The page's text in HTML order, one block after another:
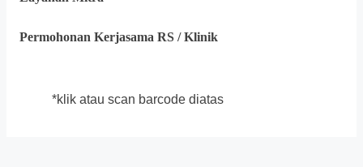
Permohonan Kerjasama RS / Klinik
*klik atau scan barcode diatas